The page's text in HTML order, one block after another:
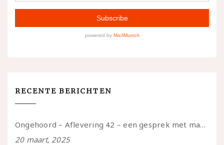
RECENTE BERICHTEN
Ongehoord – Aflevering 42 – een gesprek met marijn over seksueel opbloeien, het ouderschap uitvinden en verschillende leeftijden in je mee dragen
20 maart, 2025